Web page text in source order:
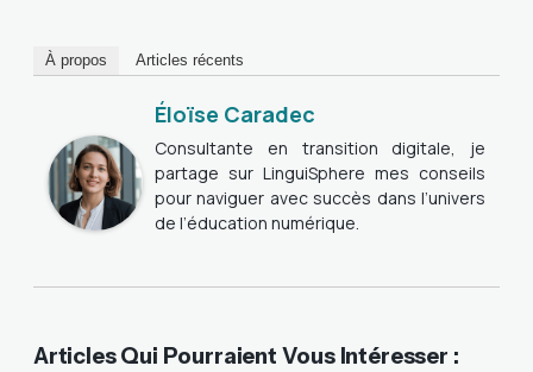
À propos Articles récents
Éloïse Caradec
Consultante en transition digitale, je
partage sur LinguiSphere mes conseils
pour naviguer avec succès dans l’univers
de l’éducation numérique.
Articles Qui Pourraient Vous Intéresser :